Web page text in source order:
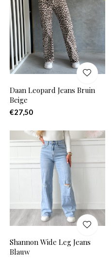
Daan Leopard Jeans Bruin
Beige
€27,50
Shannon Wide Leg Jeans
Blauw